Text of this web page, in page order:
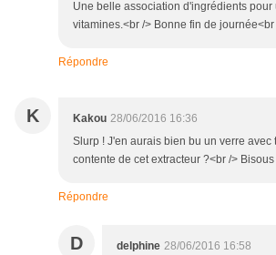
Une belle association d'ingrédients pour
vitamines.<br /> Bonne fin de journée<br
Répondre
K Kakou 28/06/2016 16:36
Slurp ! J'en aurais bien bu un verre avec
contente de cet extracteur ?<br /> Bisous
Répondre
D delphine 28/06/2016 16:58